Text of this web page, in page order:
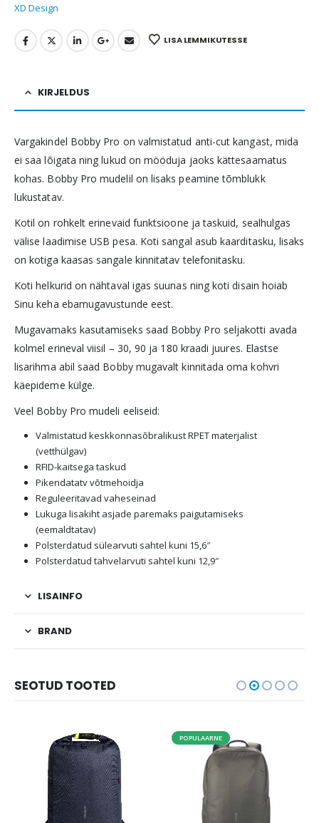
XD Design
LISA LEMMIKUTESSE
KIRJELDUS
Vargakindel Bobby Pro on valmistatud anti-cut kangast, mida
ei saa lõigata ning lukud on mööduja jaoks kättesaamatus
kohas. Bobby Pro mudelil on lisaks peamine tõmblukk
lukustatav.
Kotil on rohkelt erinevaid funktsioone ja taskuid, sealhulgas
välise laadimise USB pesa. Koti sangal asub kaarditasku, lisaks
on kotiga kaasas sangale kinnitatav telefonitasku.
Koti helkurid on nähtaval igas suunas ning koti disain hoiab
Sinu keha ebamugavustunde eest.
Mugavamaks kasutamiseks saad Bobby Pro seljakotti avada
kolmel erineval viisil – 30, 90 ja 180 kraadi juures. Elastse
lisarihma abil saad Bobby mugavalt kinnitada oma kohvri
käepideme külge.
Veel Bobby Pro mudeli eeliseid:
Valmistatud keskkonnasõbralikust RPET materjalist
(vetthülgav)
RFID-kaitsega taskud
Pikendatatv võtmehoidja
Reguleeritavad vaheseinad
Lukuga lisakiht asjade paremaks paigutamiseks
(eemaldtatav)
Polsterdatud sülearvuti sahtel kuni 15,6″
Polsterdatud tahvelarvuti sahtel kuni 12,9″
LISAINFO
BRAND
SEOTUD TOOTED
POPULAARNE